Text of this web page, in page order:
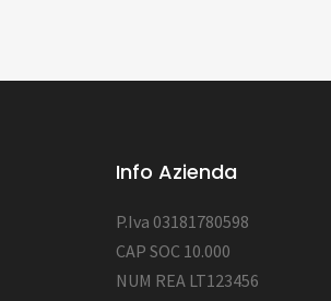
Info Azienda
P.Iva 03181780598
CAP SOC 10.000
NUM REA LT123456